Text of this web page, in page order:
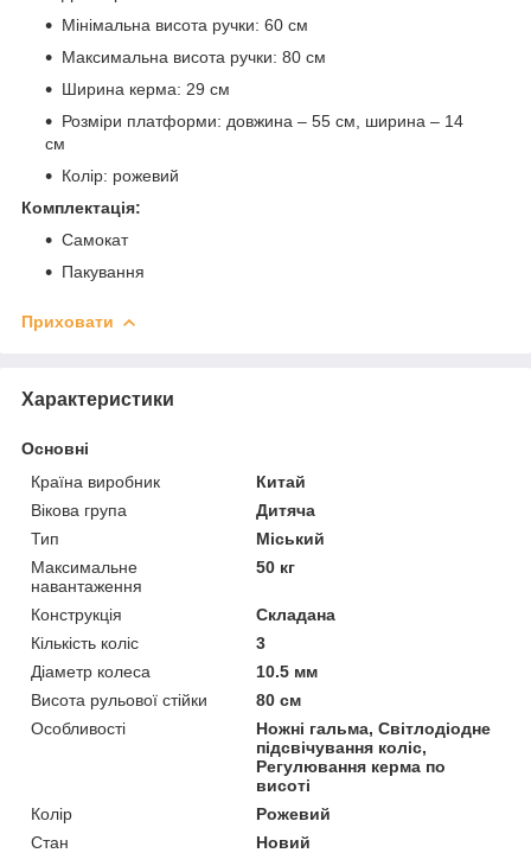
Мінімальна висота ручки: 60 см
Максимальна висота ручки: 80 см
Ширина керма: 29 см
Розміри платформи: довжина – 55 см, ширина – 14
см
Колір: рожевий
Комплектація:
Самокат
Пакування
Приховати
Характеристики
Основні
Країна виробник
Китай
Вікова група
Дитяча
Тип
Міський
Максимальне
навантаження
50 кг
Конструкція
Складана
Кількість коліс
3
Діаметр колеса
10.5 мм
Висота рульової стійки
80 см
Особливості
Ножні гальма, Світлодіодне
підсвічування коліс,
Регулювання керма по
висоті
Колір
Рожевий
Стан
Новий